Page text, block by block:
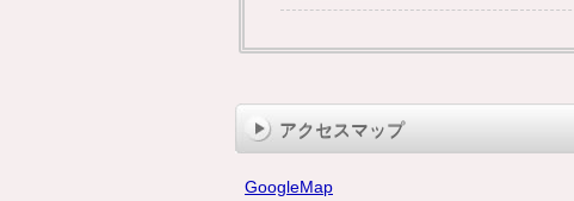
アクセスマップ
GoogleMap